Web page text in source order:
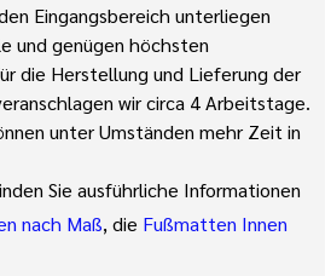
Eingangsbereich unterliegen
und genügen höchsten
die Herstellung und Lieferung der
wir circa 4 Arbeitstage.
unter Umständen mehr Zeit in
Sie ausführliche Informationen
nach Maß, die Fußmatten Innen